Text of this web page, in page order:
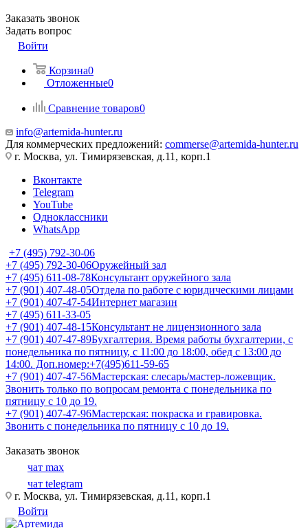
Заказать звонок
Задать вопрос
Войти
Корзина0
Отложенные0
Сравнение товаров0
info@artemida-hunter.ru
Для коммерческих предложений: commerse@artemida-hunter.ru
г. Москва, ул. Тимирязевская, д.11, корп.1
Вконтакте
Telegram
YouTube
Одноклассники
WhatsApp
+7 (495) 792-30-06
+7 (495) 792-30-06Оружейный зал
+7 (495) 611-08-78Консультант оружейного зала
+7 (901) 407-48-05Отдела по работе с юридическими лицами
+7 (901) 407-47-54Интернет магазин
+7 (495) 611-33-05
+7 (901) 407-48-15Консультант не лицензионного зала
+7 (901) 407-47-89Бухгалтерия. Время работы бухгалтерии, с
понедельника по пятницу, с 11:00 до 18:00, обед с 13:00 до
14:00. Доп.номер:+7(495)611-59-65
+7 (901) 407-47-56Мастерская: слесарь/мастер-ложевщик.
Звонить только по вопросам ремонта с понедельника по
пятницу с 10 до 19.
+7 (901) 407-47-96Мастерская: покраска и гравировка.
Звонить с понедельника по пятницу с 10 до 19.
Заказать звонок
чат max
чат telegram
г. Москва, ул. Тимирязевская, д.11, корп.1
Войти